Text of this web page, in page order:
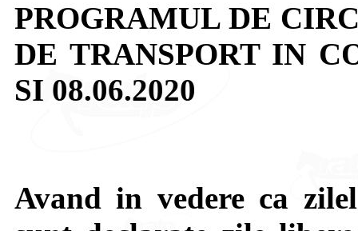
PROGRAMUL DE
DE TRANSPORT IN
SI 08.06.2020
Avand in vedere ca